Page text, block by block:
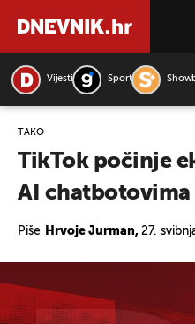
Vijesti Sport
TAKO
TikTok počinje
AI chatbotovima
Piše Hrvoje Jurman, 27.
PRETRAŽITE VIJESTI